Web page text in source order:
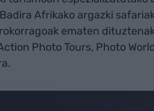
Afrikako argazki
ematen
Photo Tours, Photo